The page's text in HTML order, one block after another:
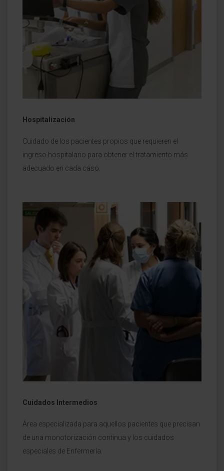
Hospitalización
Cuidado de los pacientes propios que requieren el
ingreso hospitalario para obtener el tratamiento más
adecuado en cada caso.
Cuidados Intermedios
Área especializada para aquellos pacientes que precisan
de una monotorización continua y los cuidados
especiales de Enfermería.